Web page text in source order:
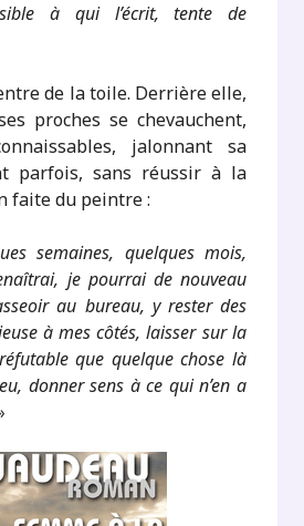
à qui l’écrit, tente de
de la toile. Derrière elle,
proches se chevauchent,
jalonnant sa
parfois, sans réussir à la
faite du peintre :
semaines, quelques mois,
je pourrai de nouveau
au bureau, y rester des
à mes côtés, laisser sur la
que quelque chose là
donner sens à ce qui n’en a